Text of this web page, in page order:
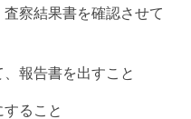
察結果書を確認させて
、報告書を出すこと
すること